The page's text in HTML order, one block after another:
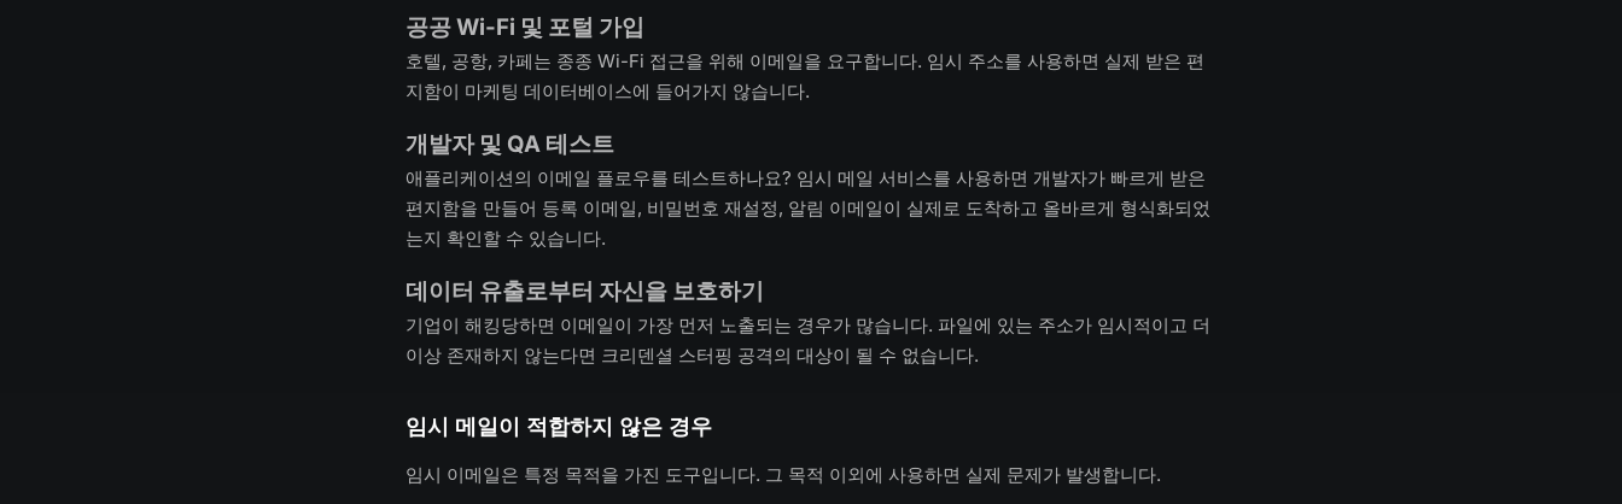
공공 Wi-Fi 및 포털 가입
호텔, 공항, 카페는 종종 Wi-Fi 접근을 위해 이메일을 요구합니다. 임시 주소를 사용하면 실제 받은 편
지함이 마케팅 데이터베이스에 들어가지 않습니다.
개발자 및 QA 테스트
애플리케이션의 이메일 플로우를 테스트하나요? 임시 메일 서비스를 사용하면 개발자가 빠르게 받은
편지함을 만들어 등록 이메일, 비밀번호 재설정, 알림 이메일이 실제로 도착하고 올바르게 형식화되었
는지 확인할 수 있습니다.
데이터 유출로부터 자신을 보호하기
기업이 해킹당하면 이메일이 가장 먼저 노출되는 경우가 많습니다. 파일에 있는 주소가 임시적이고 더
이상 존재하지 않는다면 크리덴셜 스터핑 공격의 대상이 될 수 없습니다.
임시 메일이 적합하지 않은 경우
임시 이메일은 특정 목적을 가진 도구입니다. 그 목적 이외에 사용하면 실제 문제가 발생합니다.